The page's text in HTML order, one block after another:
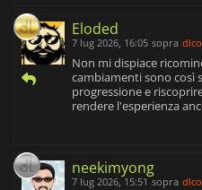
Eloded
7 lug 2026, 16:05 sopra
Non mi dispiace
cambiamenti sono così
progressione e
rendere l'esperienza
neekimyong
7 lug 2026, 15:51 sopra